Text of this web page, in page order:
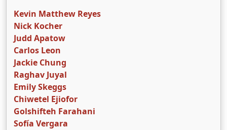
Kevin Matthew Reyes
Nick Kocher
Judd Apatow
Carlos Leon
Jackie Chung
Raghav Juyal
Emily Skeggs
Chiwetel Ejiofor
Golshifteh Farahani
Sofía Vergara